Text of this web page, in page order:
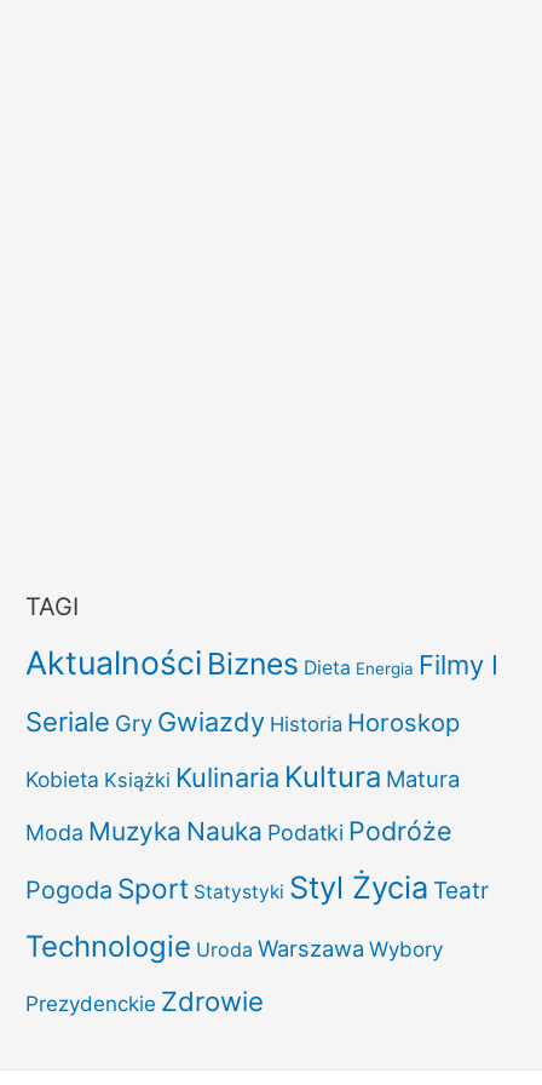
TAGI
Aktualności Biznes Dieta Energia Filmy I
Seriale Gry Gwiazdy Historia Horoskop
Kobieta Książki Kulinaria Kultura Matura
Moda Muzyka Nauka Podatki Podróże
Pogoda Sport Statystyki Styl Życia Teatr
Technologie Uroda Warszawa Wybory
Prezydenckie Zdrowie